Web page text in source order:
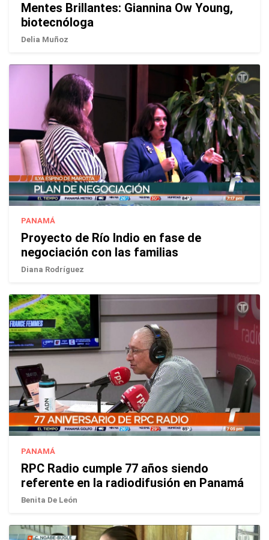
Mentes Brillantes: Giannina Ow Young,
biotecnóloga
Delia Muñoz
PANAMÁ
Proyecto de Río Indio en fase de
negociación con las familias
Diana Rodríguez
PANAMÁ
RPC Radio cumple 77 años siendo
referente en la radiodifusión en Panamá
Benita De León